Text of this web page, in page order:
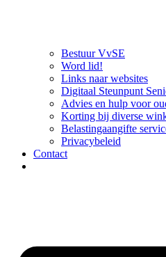
Bestuur VvSE
Word lid!
Links naar websites
Digitaal Steunpunt
Advies en hulp voor
Korting bij diverse
Belastingaangifte
Privacybeleid
Contact